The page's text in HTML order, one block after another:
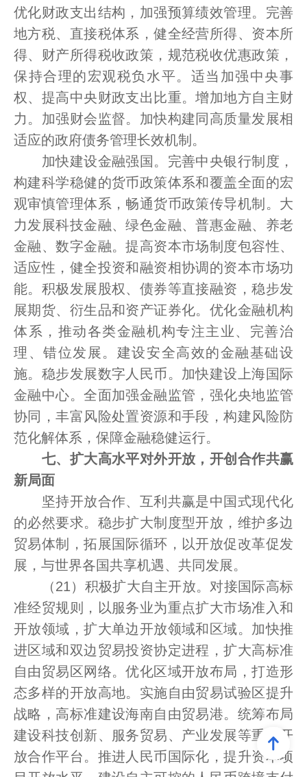
优化财政支出结构，加强预算绩效管理。完善
地方税、直接税体系，健全经营所得、资本所
得、财产所得税收政策，规范税收优惠政策，
保持合理的宏观税负水平。适当加强中央事
权、提高中央财政支出比重。增加地方自主财
力。加强财会监督。加快构建同高质量发展相
适应的政府债务管理长效机制。
加快建设金融强国。完善中央银行制度，
构建科学稳健的货币政策体系和覆盖全面的宏
观审慎管理体系，畅通货币政策传导机制。大
力发展科技金融、绿色金融、普惠金融、养老
金融、数字金融。提高资本市场制度包容性、
适应性，健全投资和融资相协调的资本市场功
能。积极发展股权、债券等直接融资，稳步发
展期货、衍生品和资产证券化。优化金融机构
体系，推动各类金融机构专注主业、完善治
理、错位发展。建设安全高效的金融基础设
施。稳步发展数字人民币。加快建设上海国际
金融中心。全面加强金融监管，强化央地监管
协同，丰富风险处置资源和手段，构建风险防
范化解体系，保障金融稳健运行。
七、扩大高水平对外开放，开创合作共赢
新局面
坚持开放合作、互利共赢是中国式现代化
的必然要求。稳步扩大制度型开放，维护多边
贸易体制，拓展国际循环，以开放促改革促发
展，与世界各国共享机遇、共同发展。
（21）积极扩大自主开放。对接国际高标
准经贸规则，以服务业为重点扩大市场准入和
开放领域，扩大单边开放领域和区域。加快推
进区域和双边贸易投资协定进程，扩大高标准
自由贸易区网络。优化区域开放布局，打造形
态多样的开放高地。实施自由贸易试验区提升
战略，高标准建设海南自由贸易港。统筹布局
建设科技创新、服务贸易、产业发展等重大开
放合作平台。推进人民币国际化，提升资本项